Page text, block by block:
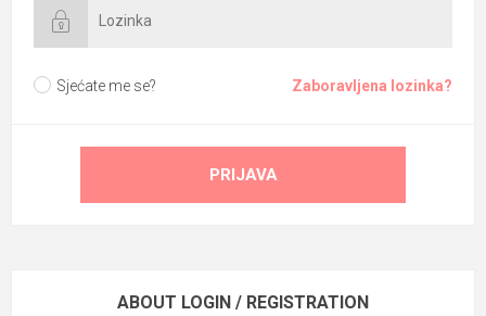
Sjećate me se? Zaboravljena lozinka?
PRIJAVA
ABOUT LOGIN / REGISTRATION